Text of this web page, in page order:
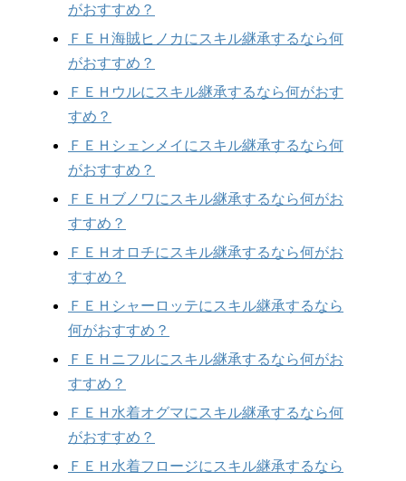
がおすすめ？
ＦＥＨ海賊ヒノカにスキル継承するなら何
がおすすめ？
ＦＥＨウルにスキル継承するなら何がおす
すめ？
ＦＥＨシェンメイにスキル継承するなら何
がおすすめ？
ＦＥＨブノワにスキル継承するなら何がお
すすめ？
ＦＥＨオロチにスキル継承するなら何がお
すすめ？
ＦＥＨシャーロッテにスキル継承するなら
何がおすすめ？
ＦＥＨニフルにスキル継承するなら何がお
すすめ？
ＦＥＨ水着オグマにスキル継承するなら何
がおすすめ？
ＦＥＨ水着フロージにスキル継承するなら